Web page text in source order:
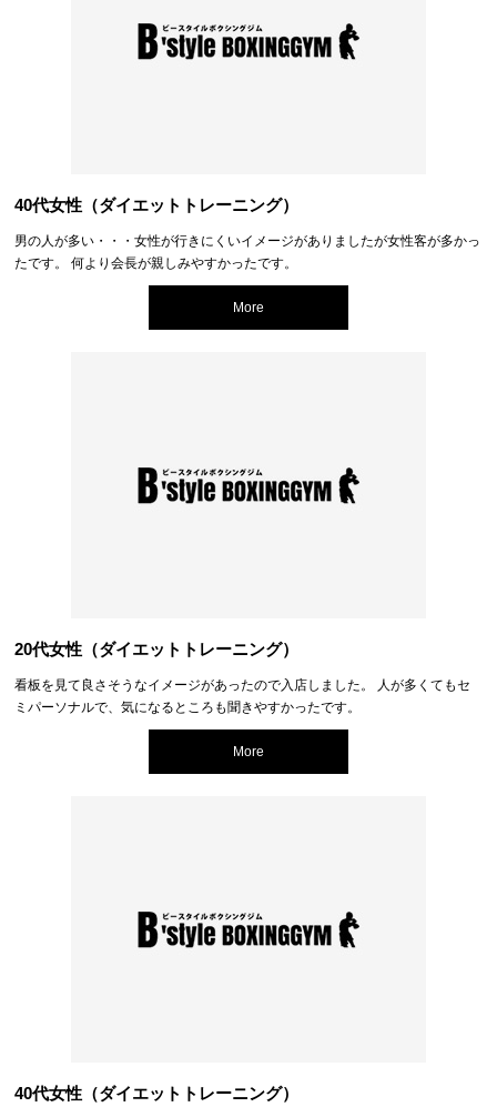
40代女性（ダイエットトレーニング）
男の人が多い・・・女性が行きにくいイメージがありましたが女性客が多かっ
たです。 何より会長が親しみやすかったです。
More
20代女性（ダイエットトレーニング）
看板を見て良さそうなイメージがあったので入店しました。 人が多くてもセ
ミパーソナルで、気になるところも聞きやすかったです。
More
40代女性（ダイエットトレーニング）